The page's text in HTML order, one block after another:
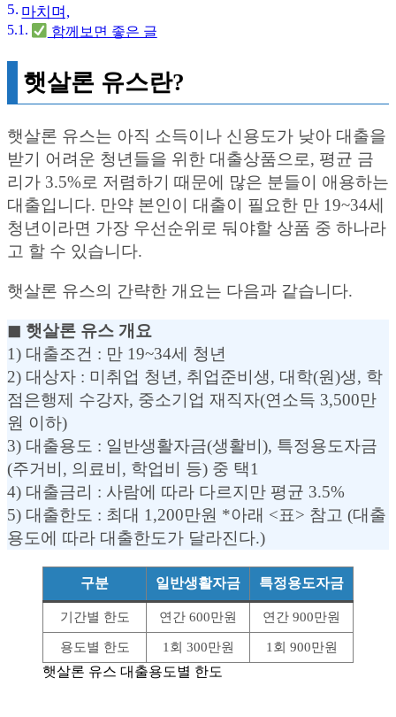
마치며,
함께보면 좋은 글
햇살론 유스란?
햇살론 유스는 아직 소득이나 신용도가 낮아 대출을
받기 어려운 청년들을 위한 대출상품으로, 평균 금
리가 3.5%로 저렴하기 때문에 많은 분들이 애용하는
대출입니다. 만약 본인이 대출이 필요한 만 19~34세
청년이라면 가장 우선순위로 둬야할 상품 중 하나라
고 할 수 있습니다.
햇살론 유스의 간략한 개요는 다음과 같습니다.
◼︎ 햇살론 유스 개요
1) 대출조건 : 만 19~34세 청년
2) 대상자 : 미취업 청년, 취업준비생, 대학(원)생, 학
점은행제 수강자, 중소기업 재직자(연소득 3,500만
원 이하)
3) 대출용도 : 일반생활자금(생활비), 특정용도자금
(주거비, 의료비, 학업비 등) 중 택1
4) 대출금리 : 사람에 따라 다르지만 평균 3.5%
5) 대출한도 : 최대 1,200만원 *아래 <표> 참고 (대출
용도에 따라 대출한도가 달라진다.)
구분 일반생활자금 특정용도자금
기간별 한도 연간 600만원 연간 900만원
용도별 한도 1회 300만원 1회 900만원
햇살론 유스 대출용도별 한도